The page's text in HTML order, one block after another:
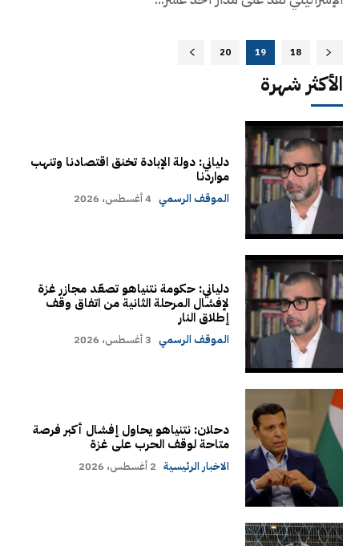
18
19
20
الأكثر شهرة
دلياني: دولة الإبادة تخنق اقتصادنا وتنهب
مواردنا
الموقف الرسمي 4 أغسطس، 2026
دلياني: حكومة نتنياهو تصعّد مجازر غزة
لإفشال المرحلة الثانية من اتفاق وقف
إطلاق النار
الموقف الرسمي 3 أغسطس، 2026
دحلان: نتنياهو يحاول إفشال أكبر فرصة
متاحة لوقف الحرب على غزة
الاخبار الرئيسية 2 أغسطس، 2026